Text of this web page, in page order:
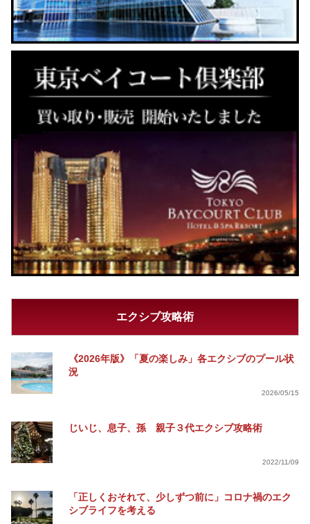
エクシブ攻略術
《2026年版》「夏の楽しみ」各エクシブのプール状
況
2026/05/15
じいじ、息子、孫 親子３代エクシブ攻略術
2022/11/09
「正しくおそれて、少しずつ前に」コロナ禍のエク
シブライフを考える